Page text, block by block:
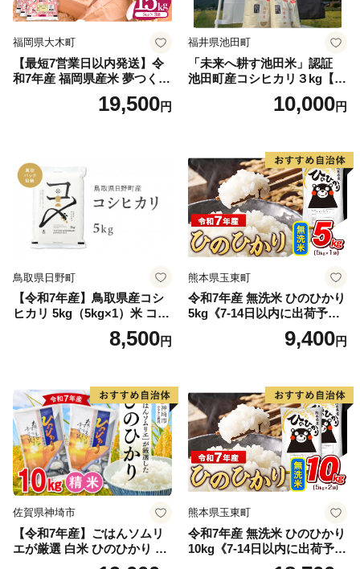
福岡県大木町
【最短7営業日以内発送】令
和7年産 福岡県産米 夢つくし
15kg 精米 ※北海道・沖縄・
19,500円
福井県池田町
「未来へ耕す池田米」認証
池田町産コシヒカリ３kg【お
1人様につき３セットまで】
10,000円
鳥取県日野町
【令和7年産】鳥取県産コシ
ヒカリ 5kg（5kg×1）米 コシ
ヒカリ こしひかり お米 白米
精米 5キロ おこめ こめ コメ
野町産 Elevation
8,500円
熊本県玉東町
令和7年産 無洗米 ひのひかり
5kg《7-14日以内に出荷予定
(土日祝除く)》コメ 米 無洗米
高レビュー｜人気米 熊本県
9,400円
佐賀県神埼市
【令和7年産】ごはんソムリ
エが厳選 白米 ひのひかり 10
熊本県玉東町
令和7年産 無洗米 ひのひかり
10kg《7-14日以内に出荷予定
(土日祝除く)》コメ 米 無洗米